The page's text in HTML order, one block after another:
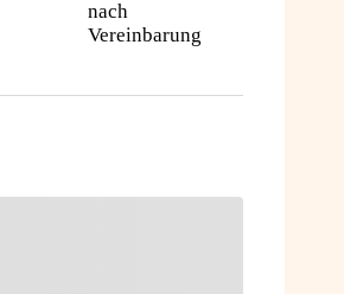
nach
Vereinbarung